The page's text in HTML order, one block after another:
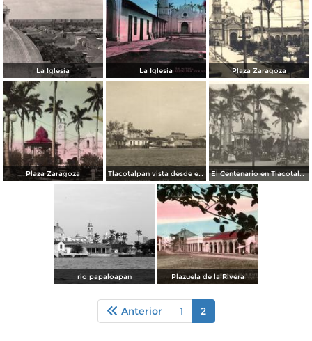
La Iglesia La Iglesia Plaza Zaragoza
Plaza Zaragoza Tlacotalpan vista desde el río El Centenario en Tlacotalpan
rio papaloapan Plazuela de la Rivera
Anterior 1 2